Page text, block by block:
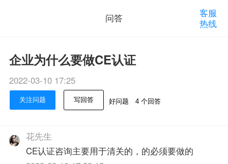
问答
客服
热线
企业为什么要做CE认证
2022-03-10 17:25
关注问题 写回答 好问题 4 个回答
花先生
CE认证咨询主要用于清关的，的必须要做的